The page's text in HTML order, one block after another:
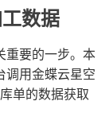
数据
重要的一步。本
调用金蝶云星空
单的数据获取